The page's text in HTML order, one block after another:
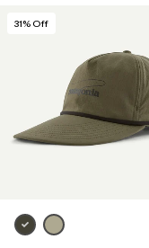
31% Off